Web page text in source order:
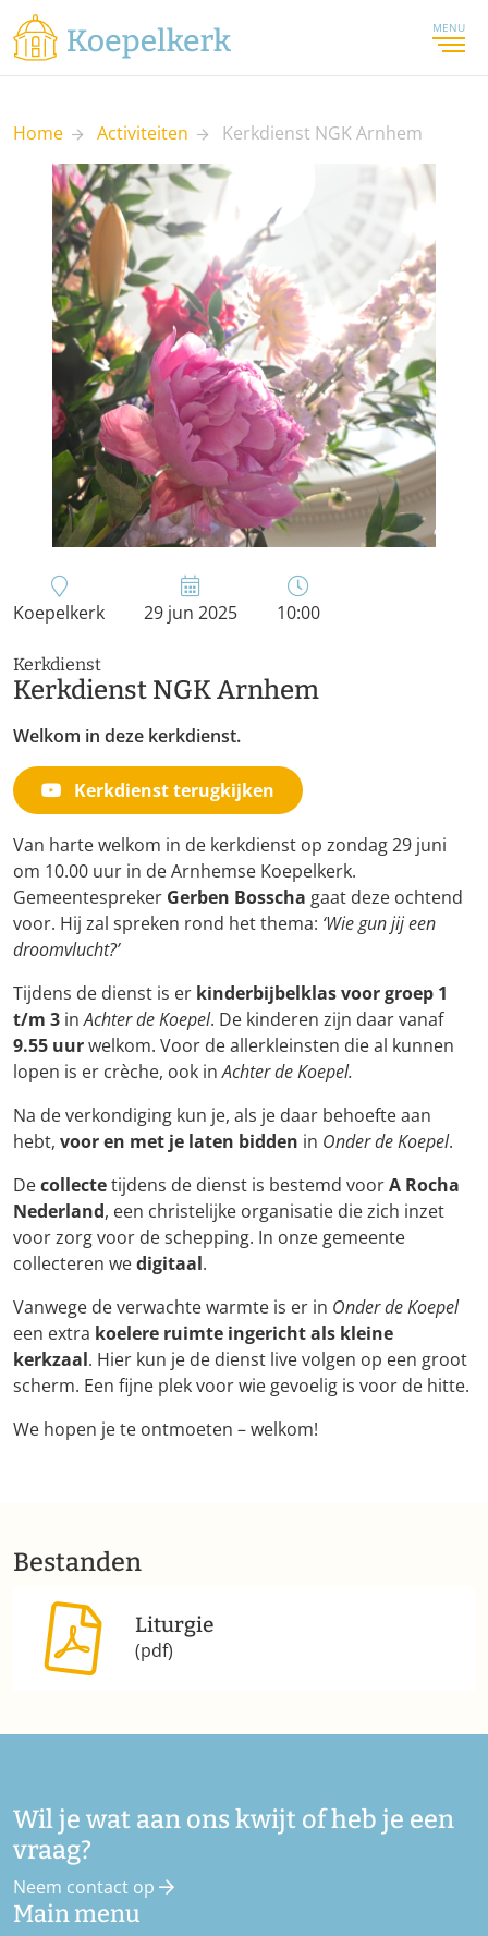
MENU
Home Activiteiten Kerkdienst NGK Arnhem
Koepelkerk 29 jun 2025 10:00
Kerkdienst
Kerkdienst NGK Arnhem
Welkom in deze kerkdienst.
Kerkdienst terugkijken
Van harte welkom in de kerkdienst op zondag 29 juni
om 10.00 uur in de Arnhemse Koepelkerk.
Gemeentespreker Gerben Bosscha gaat deze ochtend
voor. Hij zal spreken rond het thema: ‘Wie gun jij een
droomvlucht?’
Tijdens de dienst is er kinderbijbelklas voor groep 1
t/m 3 inAchter de Koepel. De kinderen zijn daar vanaf
9.55 uurwelkom. Voor de allerkleinsten die al kunnen
lopen is er crèche, ook inAchter de Koepel.
Na de verkondiging kun je, als je daar behoefte aan
hebt, voor en met je laten bidden in Onder de Koepel.
Decollectetijdens de dienst is bestemd voorA Rocha
Nederland, een christelijke organisatie die zich inzet
voor zorg voor de schepping. In onze gemeente
collecteren wedigitaal.
Vanwege de verwachte warmte is er in Onder de Koepel
een extra koelere ruimte ingericht als kleine
kerkzaal. Hier kun je de dienst live volgen op een groot
scherm. Een fijne plek voor wie gevoelig is voor de hitte.
We hopen je te ontmoeten – welkom!
Bestanden
Liturgie
(pdf)
Wil je wat aan ons kwijt of heb je een
vraag?
Neem contact op
Main menu